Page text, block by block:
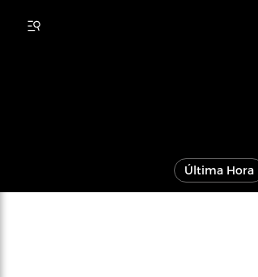
Última Hora